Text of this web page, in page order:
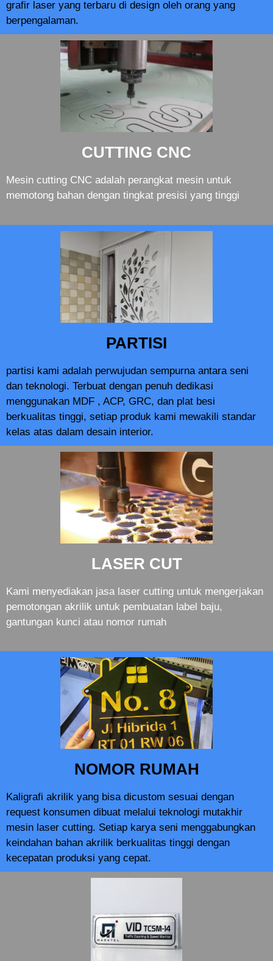
grafir laser yang terbaru di design oleh orang yang
berpengalaman.
CUTTING CNC
Mesin cutting CNC adalah perangkat mesin untuk
memotong bahan dengan tingkat presisi yang tinggi
PARTISI
partisi kami adalah perwujudan sempurna antara seni
dan teknologi. Terbuat dengan penuh dedikasi
menggunakan MDF , ACP, GRC, dan plat besi
berkualitas tinggi, setiap produk kami mewakili standar
kelas atas dalam desain interior.
LASER CUT
Kami menyediakan jasa laser cutting untuk mengerjakan
pemotongan akrilik untuk pembuatan label baju,
gantungan kunci atau nomor rumah
NOMOR RUMAH
Kaligrafi akrilik yang bisa dicustom sesuai dengan
request konsumen dibuat melalui teknologi mutakhir
mesin laser cutting. Setiap karya seni menggabungkan
keindahan bahan akrilik berkualitas tinggi dengan
kecepatan produksi yang cepat.